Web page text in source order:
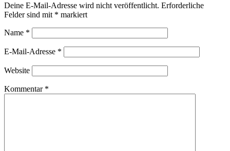
Deine E-Mail-Adresse wird nicht veröffentlicht. Erforderliche
Felder sind mit * markiert
Name *
E-Mail-Adresse *
Website
Kommentar *